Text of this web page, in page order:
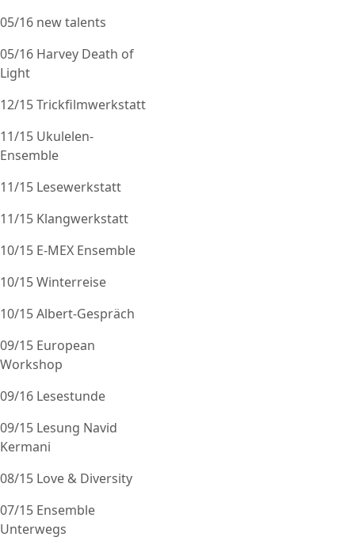
05/16 new talents
05/16 Harvey Death of
Light
12/15 Trickfilmwerkstatt
11/15 Ukulelen-
Ensemble
11/15 Lesewerkstatt
11/15 Klangwerkstatt
10/15 E-MEX Ensemble
10/15 Winterreise
10/15 Albert-Gespräch
09/15 European
Workshop
09/16 Lesestunde
09/15 Lesung Navid
Kermani
08/15 Love & Diversity
07/15 Ensemble
Unterwegs